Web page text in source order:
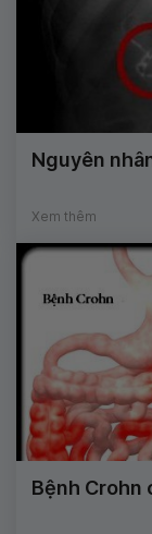
Nguyên
Xem thêm
Bệnh Crohn